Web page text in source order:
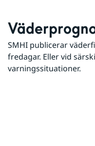
SMHI publicerar
fredagar. Eller vid
varningssituationer.